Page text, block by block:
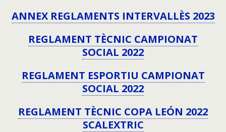
ANNEX REGLAMENTS INTERVALLÈS 2023
REGLAMENT TÈCNIC CAMPIONAT
SOCIAL 2022
REGLAMENT ESPORTIU CAMPIONAT
SOCIAL 2022
REGLAMENT TÈCNIC COPA LEÓN 2022
SCALEXTRIC